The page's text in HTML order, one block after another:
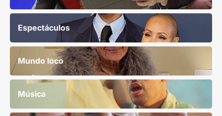
Espectáculos
Mundo loco
Música